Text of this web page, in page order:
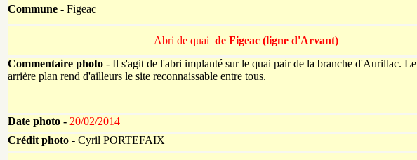
Commune - Figeac
Abri de quai de Figeac (ligne d'Arvant)
Commentaire photo - Il s'agit de l'abri implanté sur le quai pair de la branche d'Aurillac.
arrière plan rend d'ailleurs le site reconnaissable entre tous.
Date photo - 20/02/2014
Crédit photo - Cyril PORTEFAIX